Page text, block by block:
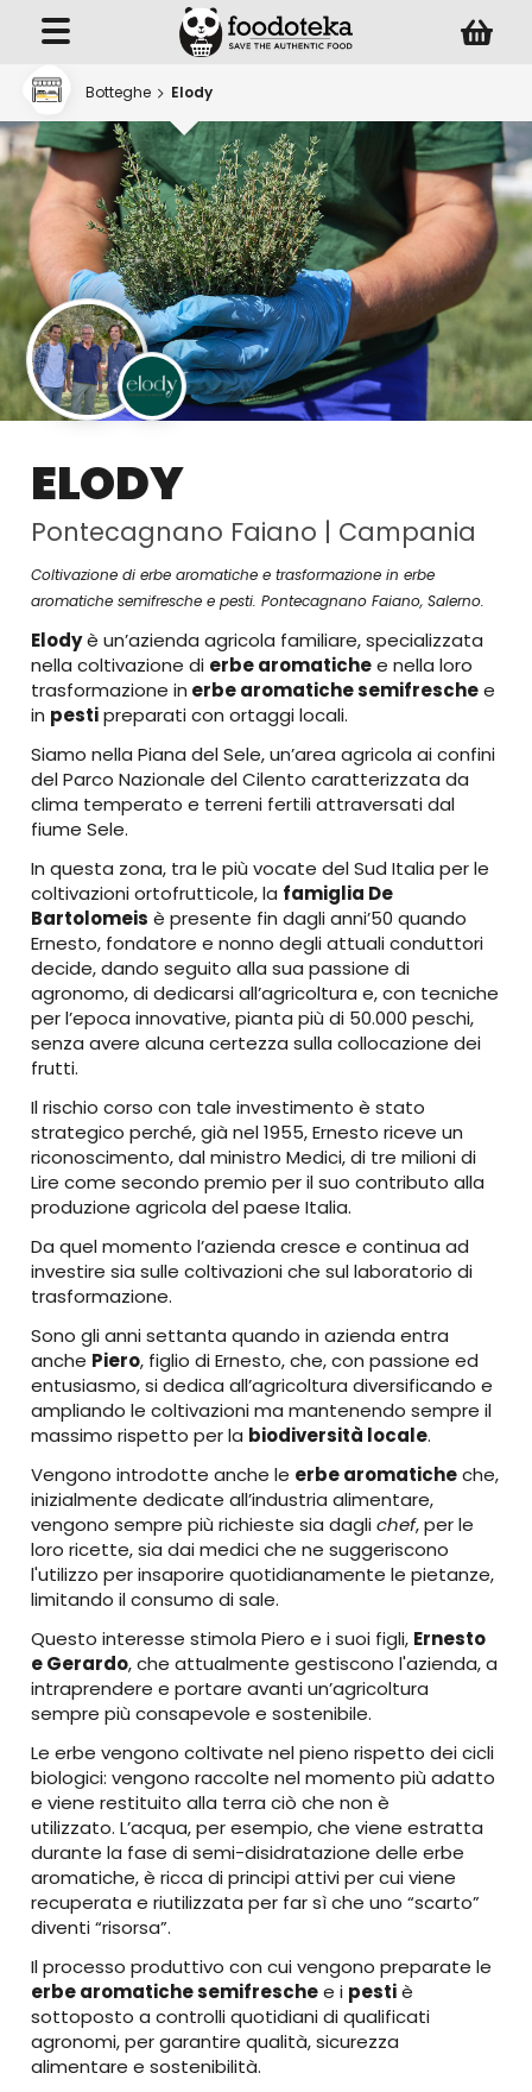
Botteghe Elody
ELODY
Pontecagnano Faiano | Campania
Coltivazione di erbe aromatiche e trasformazione in erbe
aromatiche semifresche e pesti. Pontecagnano Faiano, Salerno.
Elodyè un’azienda agricola familiare, specializzata
nella coltivazione di erbe aromatichee nella loro
trasformazione in erbe aromatiche semifreschee
in pestipreparati con ortaggi locali.
Siamo nella Piana del Sele, un’area agricola ai confini
del Parco Nazionale del Cilento caratterizzata da
clima temperato e terreni fertili attraversati dal
fiume Sele.
In questa zona, tra le più vocate del Sud Italia per le
coltivazioni ortofrutticole, la famiglia De
Bartolomeis è presente fin dagli anni’50 quando
Ernesto, fondatore e nonno degli attuali conduttori
decide, dando seguito alla sua passione di
agronomo, di dedicarsi all’agricoltura e, con tecniche
per l’epoca innovative, pianta più di 50.000 peschi,
senza avere alcuna certezza sulla collocazione dei
frutti.
Il rischio corso con tale investimento è stato
strategico perché, già nel 1955, Ernesto riceve un
riconoscimento, dal ministro Medici, di tre milioni di
Lire come secondo premio per il suo contributo alla
produzione agricola del paese Italia.
Da quel momento l’azienda cresce e continua ad
investire sia sulle coltivazioni che sul laboratorio di
trasformazione.
Sono gli anni settanta quando in azienda entra
anche Piero, figlio di Ernesto, che, con passione ed
entusiasmo, si dedica all’agricoltura diversificando e
ampliando le coltivazioni ma mantenendo sempre il
massimo rispetto per la biodiversità locale.
Vengono introdotte anche le erbe aromaticheche,
inizialmente dedicate all’industria alimentare,
vengono sempre più richieste sia daglichef, per le
loro ricette, sia dai medici che ne suggeriscono
l'utilizzo per insaporire quotidianamente le pietanze,
limitando il consumo di sale.
Questo interesse stimola Piero e i suoi figli, Ernesto
e Gerardo, che attualmente gestiscono l'azienda, a
intraprendere e portare avanti un’agricoltura
sempre più consapevole e sostenibile.
Le erbe vengono coltivate nel pieno rispetto dei cicli
biologici: vengono raccolte nel momento più adatto
e viene restituito alla terra ciò che non è
utilizzato. L’acqua, per esempio, che viene estratta
durante la fase di semi-disidratazione delle erbe
aromatiche, è ricca di principi attivi per cui viene
recuperata e riutilizzata per far sì che uno “scarto”
diventi “risorsa”.
Il processo produttivo con cui vengono preparate le
erbe aromatiche semifreschee i pestiè
sottoposto a controlli quotidiani di qualificati
agronomi, per garantire qualità, sicurezza
alimentare e sostenibilità.